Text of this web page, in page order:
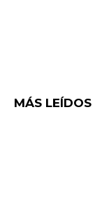
MÁS LEÍDOS